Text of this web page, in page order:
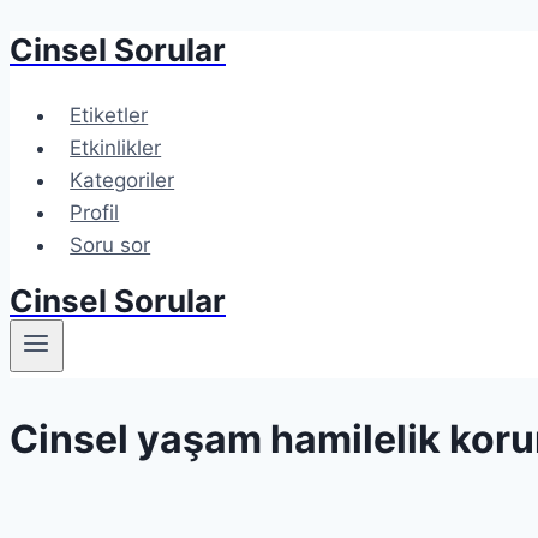
Skip
content
Cinsel Sorular
Etiketler
Etkinlikler
Kategoriler
Profil
Soru sor
Cinsel Sorular
Cinsel yaşam hamilelik